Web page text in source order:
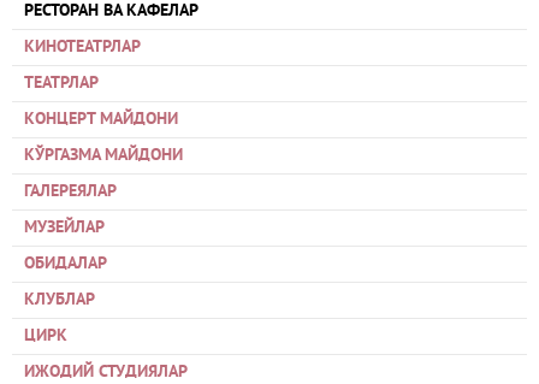
РЕСТОРАН ВА КАФЕЛАР
КИНОТЕАТРЛАР
ТЕАТРЛАР
КОНЦЕРТ МАЙДОНИ
КЎРГАЗМА МАЙДОНИ
ГАЛЕРЕЯЛАР
МУЗЕЙЛАР
ОБИДАЛАР
КЛУБЛАР
ЦИРК
ИЖОДИЙ СТУДИЯЛАР